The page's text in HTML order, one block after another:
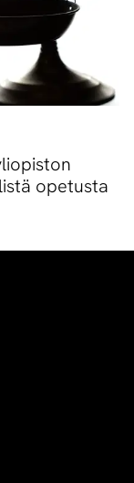
opetusta